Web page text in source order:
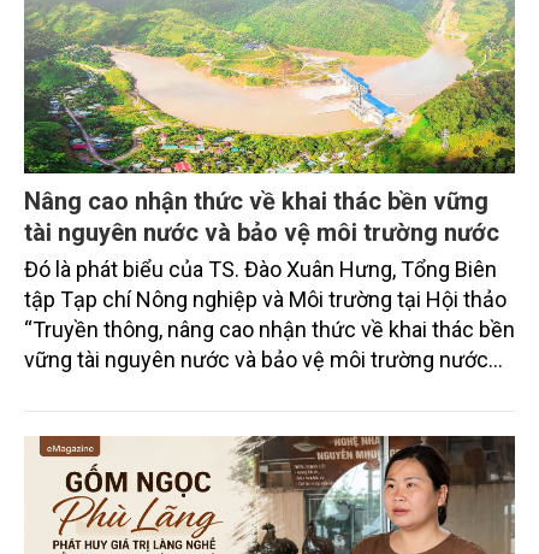
Nâng cao nhận thức về khai thác bền vững
tài nguyên nước và bảo vệ môi trường nước
Đó là phát biểu của TS. Đào Xuân Hưng, Tổng Biên
tập Tạp chí Nông nghiệp và Môi trường tại Hội thảo
“Truyền thông, nâng cao nhận thức về khai thác bền
vững tài nguyên nước và bảo vệ môi trường nước
trường phối hợp với Sở Nông nghiệp và Môi trường
tỉnh Lai Châu tổ chức ngày 10/7/2026. Hội thảo thu
hút sự tham gia của hơn 100 đại biểu là lãnh đạo
các đơn vị thuộc Bộ Nông nghiệp và Môi trường,
chuyên gia, nhà khoa học, Sở Nông nghiệp và Môi